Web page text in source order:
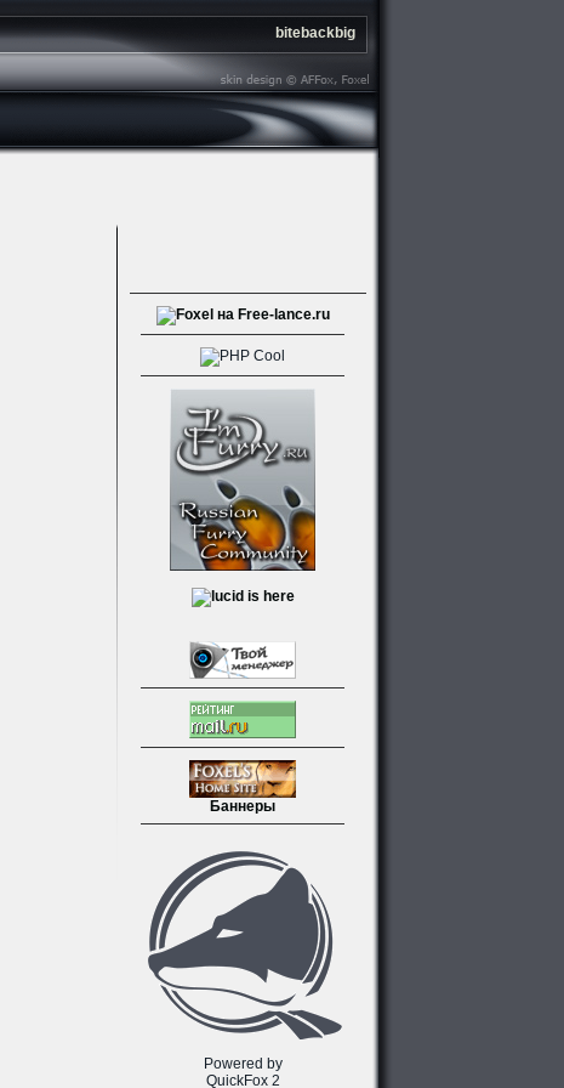
bitebackbig
Баннеры
Powered by
QuickFox 2